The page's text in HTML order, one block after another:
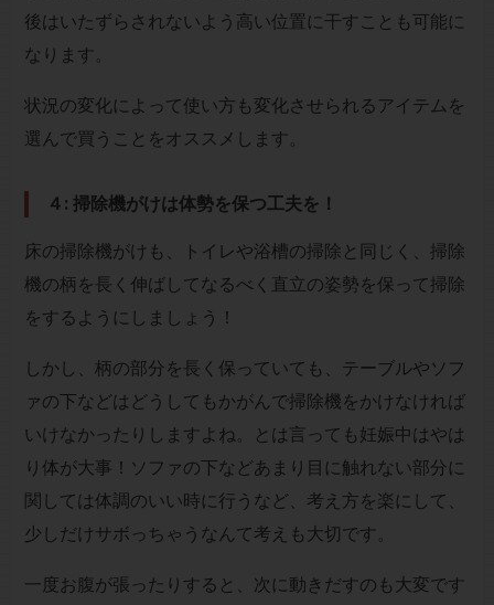
後はいたずらされないよう高い位置に干すことも可能に
なります。
状況の変化によって使い方も変化させられるアイテムを
選んで買うことをオススメします。
４: 掃除機がけは体勢を保つ工夫を！
床の掃除機がけも、トイレや浴槽の掃除と同じく、掃除
機の柄を長く伸ばしてなるべく直立の姿勢を保って掃除
をするようにしましょう！
しかし、柄の部分を長く保っていても、テーブルやソフ
ァの下などはどうしてもかがんで掃除機をかけなければ
いけなかったりしますよね。とは言っても妊娠中はやは
り体が大事！ソファの下などあまり目に触れない部分に
関しては体調のいい時に行うなど、考え方を楽にして、
少しだけサボっちゃうなんて考えも大切です。
一度お腹が張ったりすると、次に動きだすのも大変です